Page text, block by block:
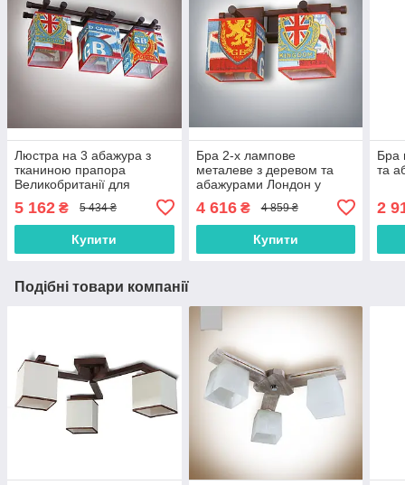
Люстра на 3 абажура з
тканиною прапора
Великобританії для
5 162 ₴ 5 434 ₴
Купити
Бра 2-х лампове
металеве з деревом та
абажурами Лондон у
4 616₴ 4 859 ₴
Купити
Бра
та
2
Подібні товари компанії